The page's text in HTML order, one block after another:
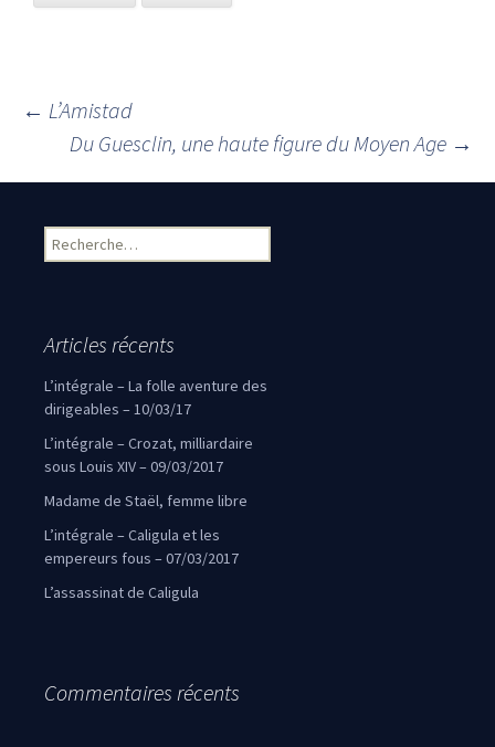
Navigation des articles
← L’Amistad
Du Guesclin, une haute figure du Moyen Age →
Rechercher :
Articles récents
L’intégrale – La folle aventure des
dirigeables – 10/03/17
L’intégrale – Crozat, milliardaire
sous Louis XIV – 09/03/2017
Madame de Staël, femme libre
L’intégrale – Caligula et les
empereurs fous – 07/03/2017
L’assassinat de Caligula
Commentaires récents